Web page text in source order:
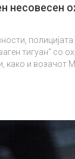
несовесен
тигуан“ со
како и возачот